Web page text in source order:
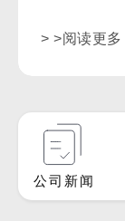
> >阅读更多
公司新闻